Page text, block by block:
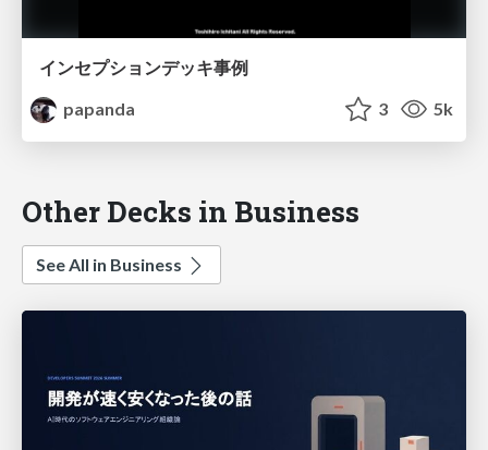
インセプションデッキ事例
papanda
3 5k
Other Decks in Business
See All in Business